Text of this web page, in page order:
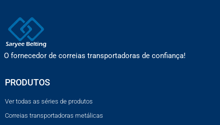
O fornecedor de correias transportadoras de confiança!
PRODUTOS
Ver todas as séries de produtos
Correias transportadoras metálicas